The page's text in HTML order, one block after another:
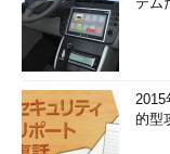
想定ターゲットはIT
えるでしょう。
各ツールの位置付け
最後に各ツールの位
2015
的型